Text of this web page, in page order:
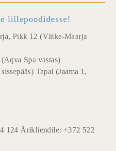
lillepoodidesse!
Pikk 12 (Väike-Maarja
Spa vastas)
Tapal (Jaama 1,
124 Ärikliendile: +372 522